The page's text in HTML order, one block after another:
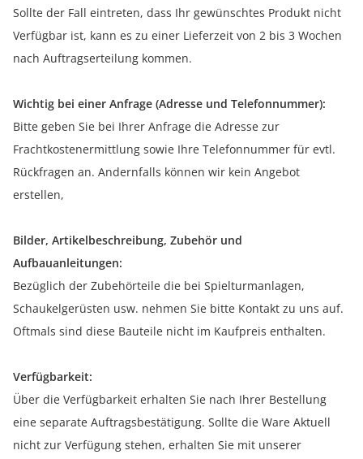
Sollte der Fall eintreten, dass Ihr gewünschtes Produkt nicht
Verfügbar ist, kann es zu einer Lieferzeit von 2 bis 3 Wochen
nach Auftragserteilung kommen.
Wichtig bei einer Anfrage (Adresse und Telefonnummer):
Bitte geben Sie bei Ihrer Anfrage die Adresse zur
Frachtkostenermittlung sowie Ihre Telefonnummer für evtl.
Rückfragen an. Andernfalls können wir kein Angebot
erstellen,
Bilder, Artikelbeschreibung, Zubehör und
Aufbauanleitungen:
Bezüglich der Zubehörteile die bei Spielturmanlagen,
Schaukelgerüsten usw. nehmen Sie bitte Kontakt zu uns auf.
Oftmals sind diese Bauteile nicht im Kaufpreis enthalten.
Verfügbarkeit:
Über die Verfügbarkeit erhalten Sie nach Ihrer Bestellung
eine separate Auftragsbestätigung. Sollte die Ware Aktuell
nicht zur Verfügung stehen, erhalten Sie mit unserer